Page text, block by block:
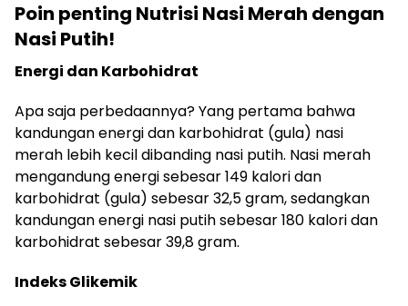
Poin penting Nutrisi Nasi Merah dengan
Nasi Putih!
Energi dan Karbohidrat
Apa saja perbedaannya? Yang pertama bahwa
kandungan energi dan karbohidrat (gula) nasi
merah lebih kecil dibanding nasi putih. Nasi merah
mengandung energi sebesar 149 kalori dan
karbohidrat (gula) sebesar 32,5 gram, sedangkan
kandungan energi nasi putih sebesar 180 kalori dan
karbohidrat sebesar 39,8 gram.
Indeks Glikemik